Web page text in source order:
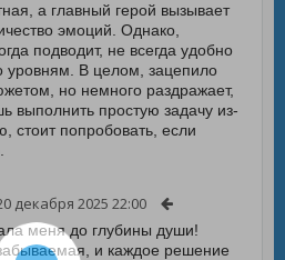
а главный герой вызывает
эмоций. Однако,
подводит, не всегда удобно
уровням. В целом, зацепило
но немного раздражает,
выполнить простую задачу из-
стоит попробовать, если
декабря 2025 22:00
меня до глубины души!
и каждое решение